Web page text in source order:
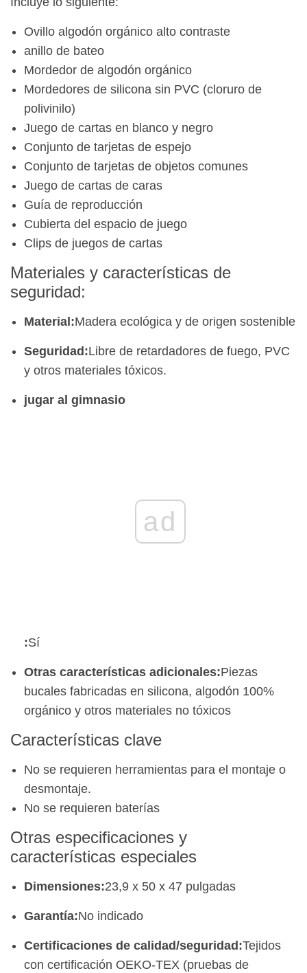
Ovillo algodón orgánico alto contraste
anillo de bateo
Mordedor de algodón orgánico
Mordedores de silicona sin PVC (cloruro de
polivinilo)
Juego de cartas en blanco y negro
Conjunto de tarjetas de espejo
Conjunto de tarjetas de objetos comunes
Juego de cartas de caras
Guía de reproducción
Cubierta del espacio de juego
Clips de juegos de cartas
Materiales y características de
seguridad:
Material:Madera ecológica y de origen sostenible
Seguridad:Libre de retardadores de fuego, PVC
y otros materiales tóxicos.
jugar al gimnasio
ad
:Sí
Otras características adicionales:Piezas
bucales fabricadas en silicona, algodón 100%
orgánico y otros materiales no tóxicos
Características clave
No se requieren herramientas para el montaje o
desmontaje.
No se requieren baterías
Otras especificaciones y
características especiales
Dimensiones:23,9 x 50 x 47 pulgadas
Garantía:No indicado
Certificaciones de calidad/seguridad:Tejidos
con certificación OEKO-TEX (pruebas de